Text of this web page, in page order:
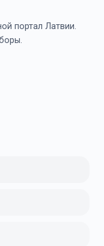
портал Латвии.